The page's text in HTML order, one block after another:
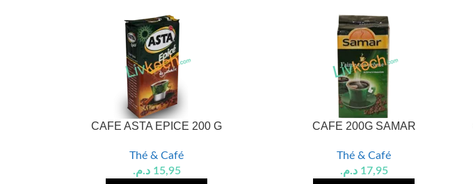
CAFE ASTA EPICE 200 G
Thé & Café
15,95 د.م.
CAFE 200G SAMAR
Thé & Café
17,95 د.م.